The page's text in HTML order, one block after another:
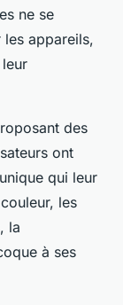
ne se
appareils,
des
ont
qui leur
les
la
à ses